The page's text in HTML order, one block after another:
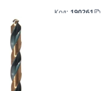
Код: 190261